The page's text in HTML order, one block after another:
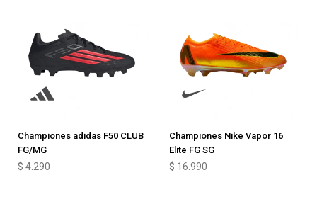
Championes adidas F50 CLUB
FG/MG
$ 4.290
Championes Nike Vapor 16
Elite FG SG
$ 16.990